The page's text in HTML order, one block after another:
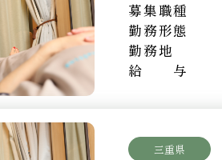
募集職種
勤務形態
勤務地
給 与
三重県